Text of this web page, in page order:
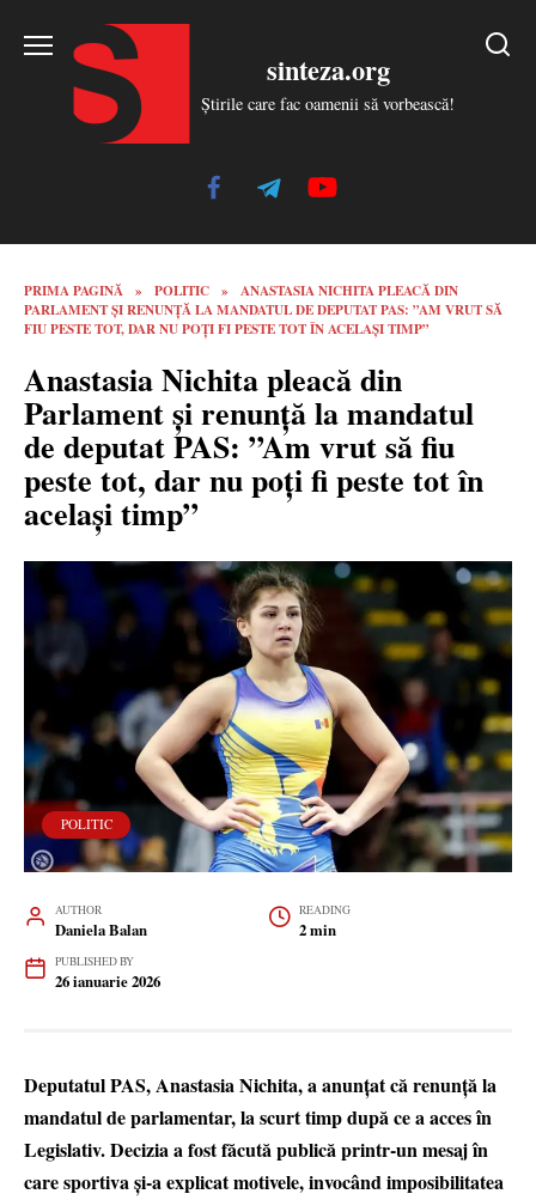
sinteza.org
Știrile care fac oamenii să vorbească!
PRIMA PAGINĂ » POLITIC »
ANASTASIA NICHITA PLEACĂ DIN
PARLAMENT ȘI RENUNȚĂ LA MANDATUL DE DEPUTAT PAS: ”AM VRUT SĂ
FIU PESTE TOT, DAR NU POȚI FI PESTE TOT ÎN ACELAȘI TIMP”
Anastasia Nichita pleacă din
Parlament și renunță la mandatul
de deputat PAS: ”Am vrut să fiu
peste tot, dar nu poți fi peste tot în
același timp”
POLITIC
AUTHOR
Daniela Balan
READING
2 min
PUBLISHED BY
26 ianuarie 2026
Deputatul PAS, Anastasia Nichita, a anunțat că renunță la
mandatul de parlamentar, la scurt timp după ce a acces în
Legislativ. Decizia a fost făcută publică printr-un mesaj în
care sportiva și-a explicat motivele, invocând imposibilitatea